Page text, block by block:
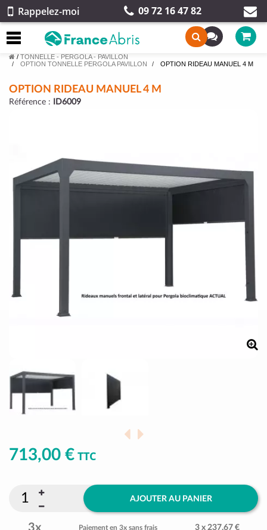
Rappelez-moi 09 72 16 47 82
/ TONNELLE - PERGOLA - PAVILLON
OPTION TONNELLE PERGOLA PAVILLON
OPTION RIDEAU MANUEL 4 M
OPTION RIDEAU MANUEL 4 M
Référence : ID6009
713,00 € TTC
AJOUTER AU PANIER
3x Paiement en 3x sans frais 3 x 237,67 €